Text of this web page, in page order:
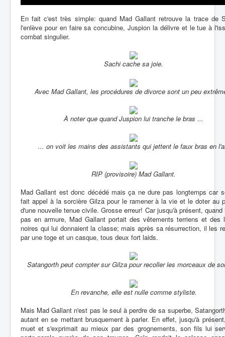
En fait c'est très simple: quand Mad Gallant retrouve la trace de
l'enlève pour en faire sa concubine, Juspion la délivre et le tue à
combat singulier.
Sachi cache sa joie.
Avec Mad Gallant, les procédures de divorce sont un peu
À noter que quand Juspion lui tranche le bras ...
... on voit les mains des assistants qui jettent le faux bras en
RIP (provisoire) Mad Gallant.
Mad Gallant est donc décédé mais ça ne dure pas longtemps car
fait appel à la sorcière Gilza pour le ramener à la vie et le doter au
d'une nouvelle tenue civile. Grosse erreur! Car jusqu'à présent, quand
pas en armure, Mad Gallant portait des vêtements terriens et des
noires qui lui donnaient la classe; mais après sa résurrection, il les
par une toge et un casque, tous deux fort laids.
Satangorth peut compter sur Gilza pour recoller les morceaux de
En revanche, elle est nulle comme styliste.
Mais Mad Gallant n'est pas le seul à perdre de sa superbe,
autant en se mettant brusquement à parler. En effet, jusqu'à
muet et s'exprimait au mieux par des grognements, son fils lui